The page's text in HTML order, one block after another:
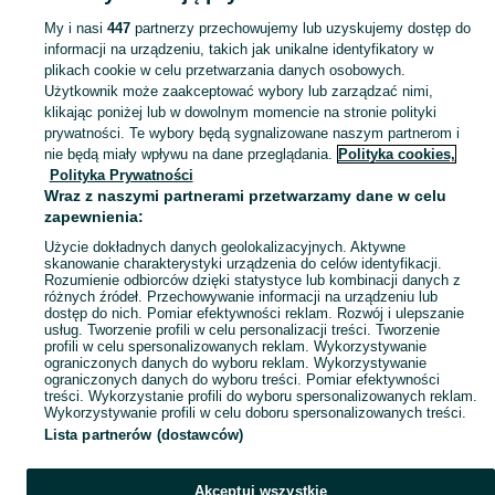
KATEGORIA
Zobacz
Mapa kategorii
Mapa miejscowości
Mapa ministron
Popularne wyszukiwania
My i nasi 447partnerzy przechowujemy lub uzyskujemy dostęp do
informacji na urządzeniu, takich jak unikalne identyfikatory w
plikach cookie w celu przetwarzania danych osobowych.
Użytkownik może zaakceptować wybory lub zarządzać nimi,
klikając poniżej lub w dowolnym momencie na stronie polityki
prywatności. Te wybory będą sygnalizowane naszym partnerom i
nie będą miały wpływu na dane przeglądania. Polityka cookies,
Polityka Prywatności
Wraz z naszymi partnerami przetwarzamy dane w celu
zapewnienia:
Użycie dokładnych danych geolokalizacyjnych. Aktywne
skanowanie charakterystyki urządzenia do celów identyfikacji.
Rozumienie odbiorców dzięki statystyce lub kombinacji danych z
różnych źródeł. Przechowywanie informacji na urządzeniu lub
dostęp do nich. Pomiar efektywności reklam. Rozwój i ulepszanie
usług. Tworzenie profili w celu personalizacji treści. Tworzenie
profili w celu spersonalizowanych reklam. Wykorzystywanie
ograniczonych danych do wyboru reklam. Wykorzystywanie
ograniczonych danych do wyboru treści. Pomiar efektywności
treści. Wykorzystanie profili do wyboru spersonalizowanych reklam.
Wykorzystywanie profili w celu doboru spersonalizowanych treści.
Lista partnerów (dostawców)
Akceptuj wszystkie